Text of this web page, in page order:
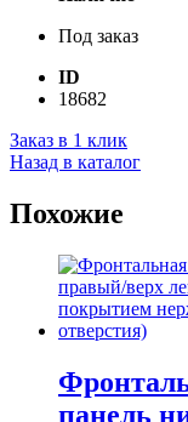
Под заказ
ID
18682
Заказ в 1 клик
Назад в каталог
Похожие
панель